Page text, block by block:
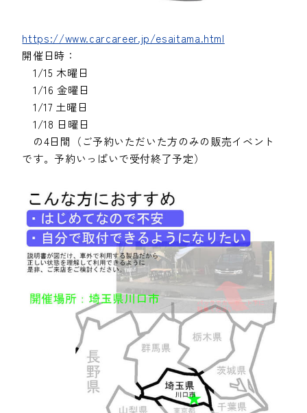
https://www.carcareer.jp/esaitama.html
開催日時：
1/15 木曜日
1/16 金曜日
1/17 土曜日
1/18 日曜日
の4日間（ご予約いただいた方のみの販売イベント
です。予約いっぱいで受付終了予定）